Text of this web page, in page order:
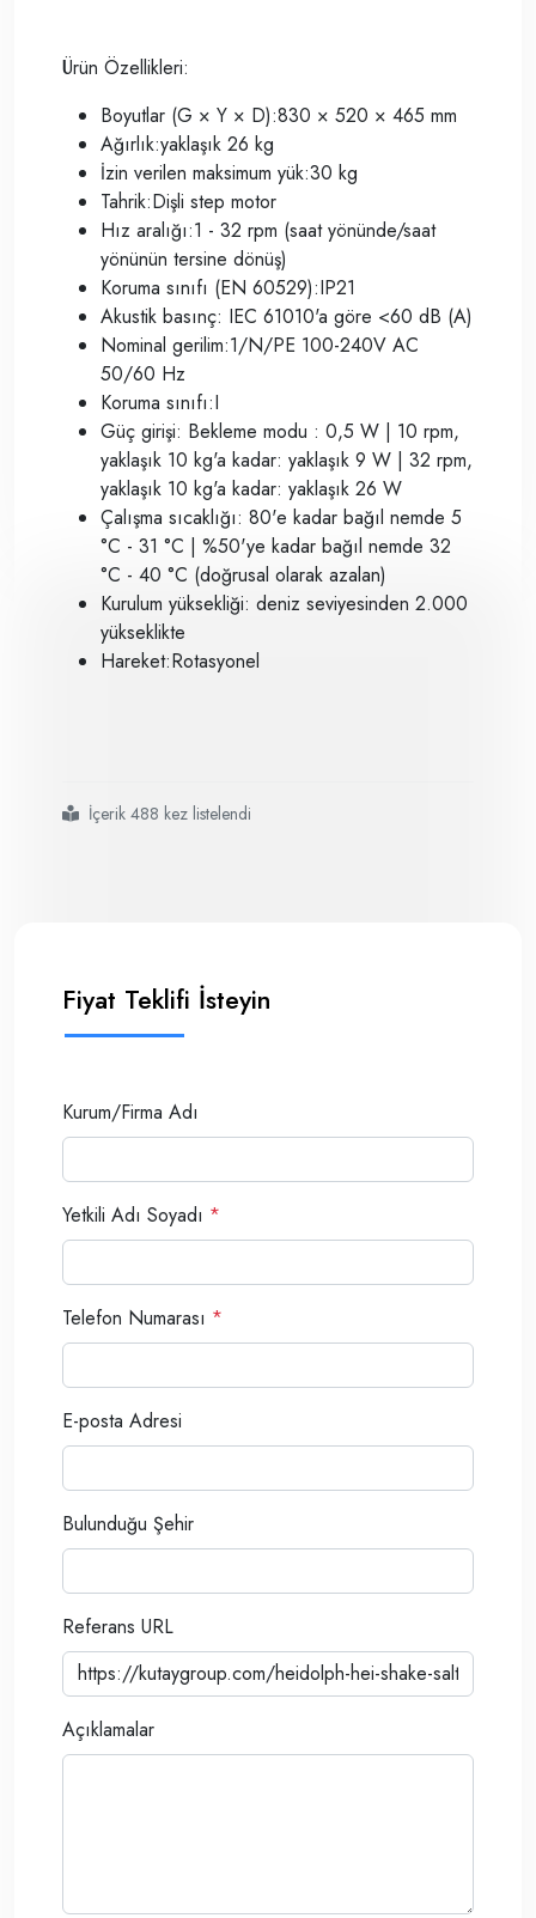
Ürün Özellikleri:
Boyutlar (G × Y × D):830 × 520 × 465 mm
Ağırlık:yaklaşık 26 kg
İzin verilen maksimum yük:30 kg
Tahrik:Dişli step motor
Hız aralığı:1 - 32 rpm (saat yönünde/saat
yönünün tersine dönüş)
Koruma sınıfı (EN 60529):IP21
Akustik basınç: IEC 61010'a göre <60 dB (A)
Nominal gerilim:1/N/PE 100-240V AC
50/60 Hz
Koruma sınıfı:I
Güç girişi: Bekleme modu : 0,5 W | 10 rpm,
yaklaşık 10 kg'a kadar: yaklaşık 9 W | 32 rpm,
yaklaşık 10 kg'a kadar: yaklaşık 26 W
Çalışma sıcaklığı: 80'e kadar bağıl nemde 5
°C - 31 °C | %50'ye kadar bağıl nemde 32
°C - 40 °C (doğrusal olarak azalan)
Kurulum yüksekliği: deniz seviyesinden 2.000
yükseklikte
Hareket:Rotasyonel
#heidolph rotasyonel çalkalayıcı
#salto core 1284 modeli
#çoklu tüp çalkalayıcı
#laboratuvar döner çalkalayıcı
İçerik 488 kez listelendi
Fiyat Teklifi İsteyin
Kurum/Firma Adı
Yetkili Adı Soyadı *
Telefon Numarası *
E-posta Adresi
Bulunduğu Şehir
Referans URL
Açıklamalar